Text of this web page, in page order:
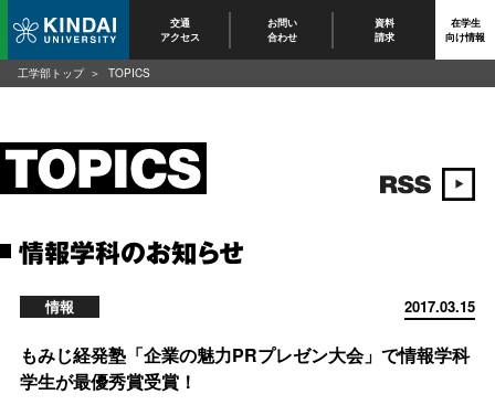
交通
アクセス
お問い
合わせ
資料
請求
在学生
向け情報
情報学科のお知らせ
2017.03.15
情報
もみじ経発塾「企業の魅力PRプレゼン大会」で情報学科
学生が最優秀賞受賞！
工学部トップ TOPICS